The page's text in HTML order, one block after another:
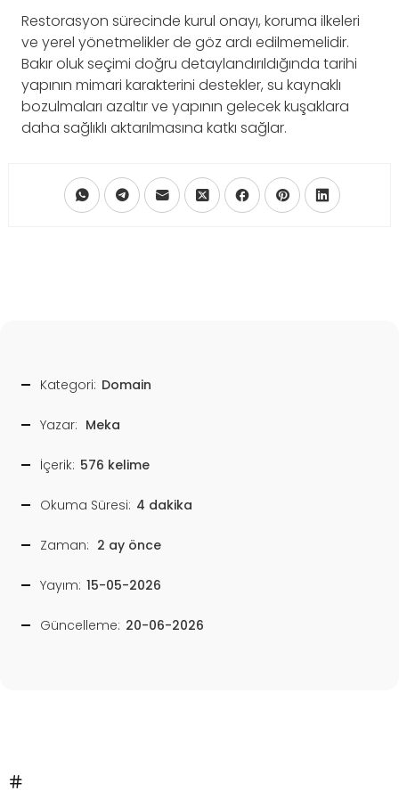
Restorasyon sürecinde kurul onayı, koruma ilkeleri
ve yerel yönetmelikler de göz ardı edilmemelidir.
Bakır oluk seçimi doğru detaylandırıldığında tarihi
yapının mimari karakterini destekler, su kaynaklı
bozulmaları azaltır ve yapının gelecek kuşaklara
daha sağlıklı aktarılmasına katkı sağlar.
Kategori: Domain
Yazar: Meka
İçerik: 576 kelime
Okuma Süresi: 4 dakika
Zaman: 2 ay önce
Yayım: 15-05-2026
Güncelleme: 20-06-2026